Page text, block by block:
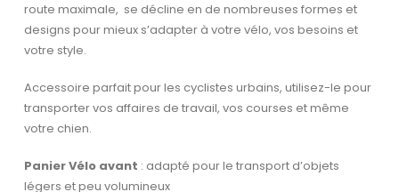
route maximale, se décline en de nombreuses formes et
designs pour mieux s’adapter à votre vélo, vos besoins et
votre style.
Accessoire parfait pour les cyclistes urbains, utilisez-le pour
transporter vos affaires de travail, vos courses et même
votre chien.
Panier Vélo avant : adapté pour le transport d’objets
légers et peu volumineux